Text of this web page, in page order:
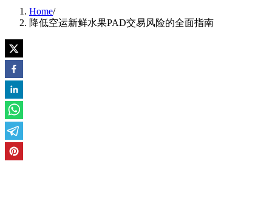
Home/
降低空运新鲜水果PAD交易风险的全面指南